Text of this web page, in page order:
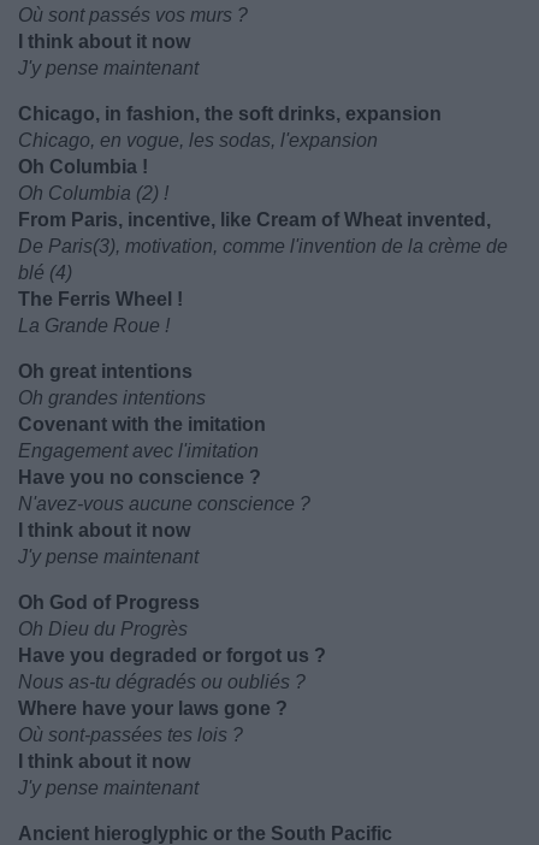
Où sont passés vos murs ?
I think about it now
J'y pense maintenant
Chicago, in fashion, the soft drinks, expansion
Chicago, en vogue, les sodas, l'expansion
Oh Columbia !
Oh Columbia (2) !
From Paris, incentive, like Cream of Wheat invented,
De Paris(3), motivation, comme l'invention de la crème de
blé (4)
The Ferris Wheel !
La Grande Roue !
Oh great intentions
Oh grandes intentions
Covenant with the imitation
Engagement avec l'imitation
Have you no conscience ?
N'avez-vous aucune conscience ?
I think about it now
J'y pense maintenant
Oh God of Progress
Oh Dieu du Progrès
Have you degraded or forgot us ?
Nous as-tu dégradés ou oubliés ?
Where have your laws gone ?
Où sont-passées tes lois ?
I think about it now
J'y pense maintenant
Ancient hieroglyphic or the South Pacific